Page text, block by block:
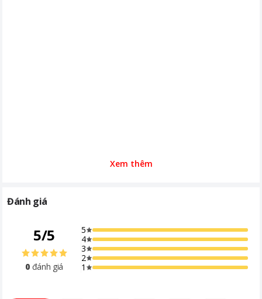
Xem thêm
Đánh giá
5/5
0 đánh giá
5
4
3
2
1